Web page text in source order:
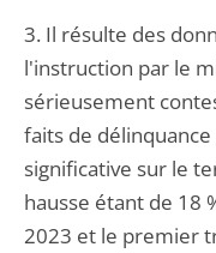
3. Il résulte des
l'instruction par le
sérieusement
faits de
significative sur le
hausse étant de 18
2023 et le premier